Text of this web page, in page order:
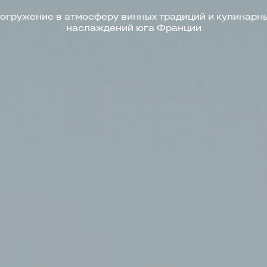
в атмосферу винных традиций и
наслаждений юга Франции